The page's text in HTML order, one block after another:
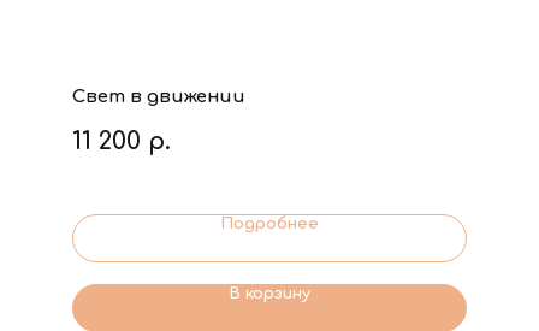
Свет в движении
11 200 р.
Подробнее
В корзину